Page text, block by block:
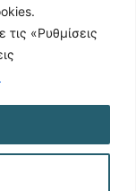
«Ρυθμίσεις